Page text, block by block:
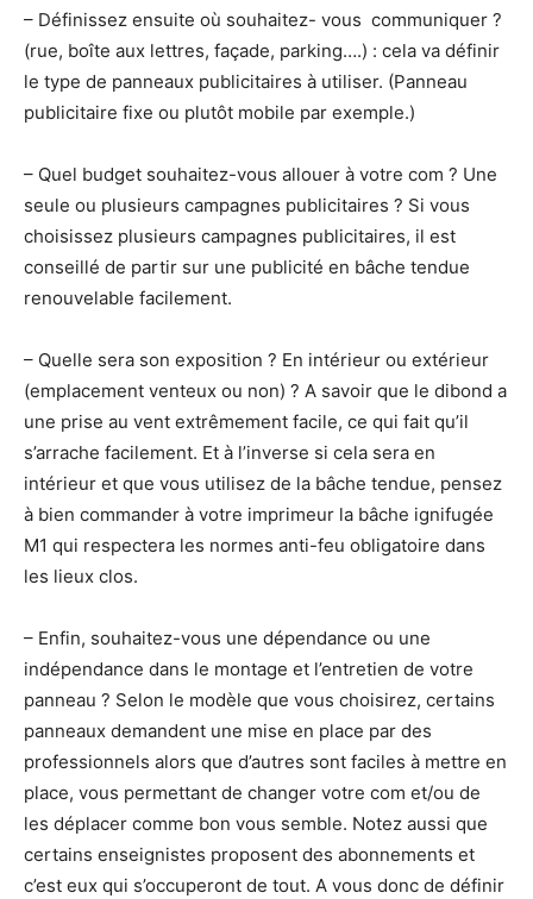
– Définissez ensuite où souhaitez- vous communiquer ?
(rue, boîte aux lettres, façade, parking….) : cela va définir
le type de panneaux publicitaires à utiliser. (Panneau
publicitaire fixe ou plutôt mobile par exemple.)
– Quel budget souhaitez-vous allouer à votre com ? Une
seule ou plusieurs campagnes publicitaires ? Si vous
choisissez plusieurs campagnes publicitaires, il est
conseillé de partir sur une publicité en bâche tendue
renouvelable facilement.
– Quelle sera son exposition ? En intérieur ou extérieur
(emplacement venteux ou non) ? A savoir que le dibond a
une prise au vent extrêmement facile, ce qui fait qu’il
s’arrache facilement. Et à l’inverse si cela sera en
intérieur et que vous utilisez de la bâche tendue, pensez
à bien commander à votre imprimeur la bâche ignifugée
M1 qui respectera les normes anti-feu obligatoire dans
les lieux clos.
– Enfin, souhaitez-vous une dépendance ou une
indépendance dans le montage et l’entretien de votre
panneau ? Selon le modèle que vous choisirez, certains
panneaux demandent une mise en place par des
professionnels alors que d’autres sont faciles à mettre en
place, vous permettant de changer votre com et/ou de
les déplacer comme bon vous semble. Notez aussi que
certains enseignistes proposent des abonnements et
c’est eux qui s’occuperont de tout. A vous donc de définir